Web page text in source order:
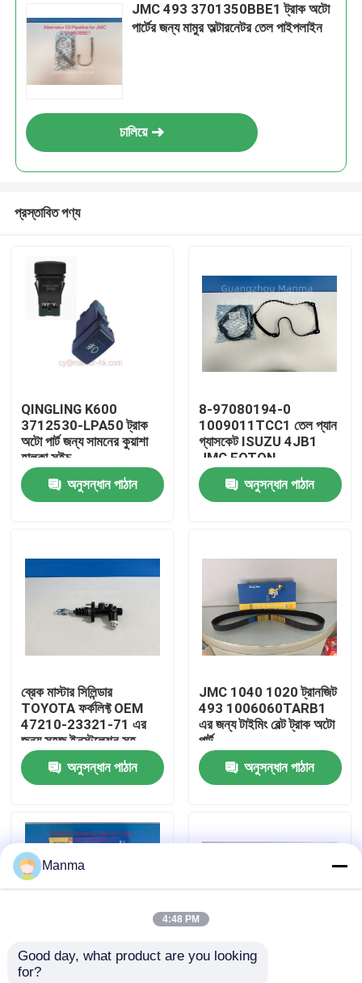
আমাদের সম্পর্কে
মান নিয়ন্ত্রণ
যোগাযোগ করুন
উদ্ধৃতির জন্য আবেদন
ট্রাক অটো পার্ট
ইসুজু ইঞ্জিন যন্ত্রাংশ
JMC 493 3701350BBE1 ট্রাক অটো
পার্টের জন্য মামুর অল্টারনেটর তেল পাইপলাইন
চালিয়ে
প্রস্তাবিত পণ্য
QINGLING K600
3712530-LPA50 ট্রাক
অটো পার্ট জন্য সামনের কুয়াশা
হালকা সুইচ
অনুসন্ধান পাঠান
8-97080194-0
1009011TCC1 তেল প্যান
গ্যাসকেট ISUZU 4JB1
JMC FOTON
অনুসন্ধান পাঠান
ব্রেক মাস্টার সিলিন্ডার
TOYOTA ফর্কলিফ্ট OEM
47210-23321-71 এর
জন্য সহজ ইনস্টলেশন সহ
অনুসন্ধান পাঠান
JMC 1040 1020 ট্রানজিট
493 1006060TARB1
এর জন্য টাইমিং বেল্ট ট্রাক অটো
পার্ট
অনুসন্ধান পাঠান
ইসুজু 4JB1-T এবং JAC
Manma
4:48 PM
Good day, what product are you looking
for?